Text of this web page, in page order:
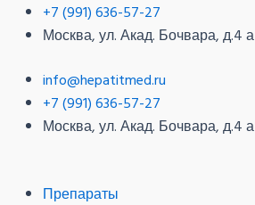
+7 (991) 636-57-27
Москва, ул. Акад. Бочвара, д.4 а
info@hepatitmed.ru
+7 (991) 636-57-27
Москва, ул. Акад. Бочвара, д.4 а
Препараты